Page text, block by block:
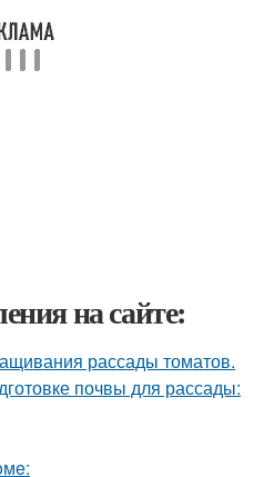
на сайте:
рассады томатов.
почвы для рассады: